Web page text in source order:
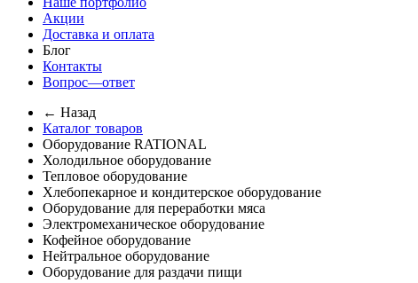
Акции
Доставка и оплата
Блог
Контакты
Вопрос—ответ
← Назад
Каталог товаров
Оборудование RATIONAL
Холодильное оборудование
Тепловое оборудование
Хлебопекарное и кондитерское оборудование
Оборудование для переработки мяса
Электромеханическое оборудование
Кофейное оборудование
Нейтральное оборудование
Оборудование для раздачи пищи